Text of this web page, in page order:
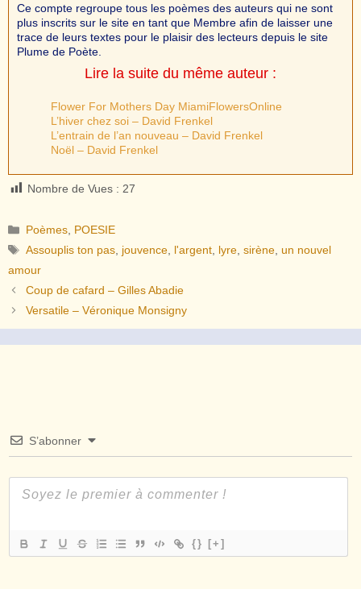
Ce compte regroupe tous les poèmes des auteurs qui ne sont
plus inscrits sur le site en tant que Membre afin de laisser une
trace de leurs textes pour le plaisir des lecteurs depuis le site
Plume de Poète.
Lire la suite du même auteur :
Flower For Mothers Day MiamiFlowersOnline
L’hiver chez soi – David Frenkel
L’entrain de l’an nouveau – David Frenkel
Noël – David Frenkel
Nombre de Vues : 27
Catégories
Poèmes POESIE
Étiquettes
Assouplis ton pas jouvence l'argent lyre ,sirène un nouvel
amour
Coup de cafard – Gilles Abadie
Versatile – Véronique Monsigny
S’abonner
{} [+]